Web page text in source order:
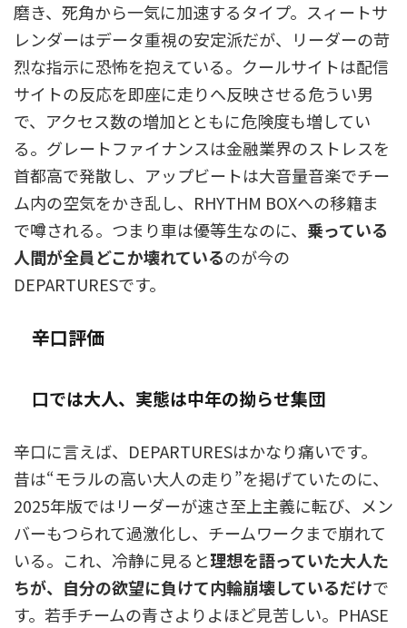
磨き、死角から一気に加速するタイプ。スィートサ
レンダーはデータ重視の安定派だが、リーダーの苛
烈な指示に恐怖を抱えている。クールサイトは配信
サイトの反応を即座に走りへ反映させる危うい男
で、アクセス数の増加とともに危険度も増してい
る。グレートファイナンスは金融業界のストレスを
首都高で発散し、アップビートは大音量音楽でチー
ム内の空気をかき乱し、RHYTHM BOXへの移籍ま
で噂される。つまり車は優等生なのに、 乗っている
人間が全員どこか壊れているのが今の
DEPARTURESです。
辛口評価
口では大人、実態は中年の拗らせ集団
辛口に言えば、DEPARTURESはかなり痛いです。
昔は“モラルの高い大人の走り”を掲げていたのに、
2025年版ではリーダーが速さ至上主義に転び、メン
バーもつられて過激化し、チームワークまで崩れて
いる。これ、冷静に見ると理想を語っていた大人た
ちが、自分の欲望に負けて内輪崩壊しているだけで
す。若手チームの青さよりよほど見苦しい。PHASE